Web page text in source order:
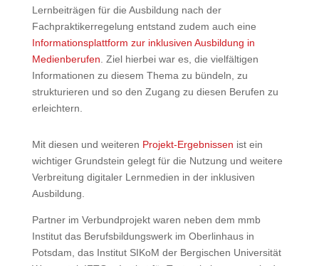
Lernbeiträgen für die Ausbildung nach der
Fachpraktikerregelung entstand zudem auch eine
Informationsplattform zur inklusiven Ausbildung in
Medienberufen . Ziel hierbei war es, die vielfältigen
Informationen zu diesem Thema zu bündeln, zu
strukturieren und so den Zugang zu diesen Berufen zu
erleichtern.
Mit diesen und weiteren Projekt-Ergebnissen ist ein
wichtiger Grundstein gelegt für die Nutzung und weitere
Verbreitung digitaler Lernmedien in der inklusiven
Ausbildung.
Partner im Verbundprojekt waren neben dem mmb
Institut das Berufsbildungswerk im Oberlinhaus in
Potsdam, das Institut SIKoM der Bergischen Universität